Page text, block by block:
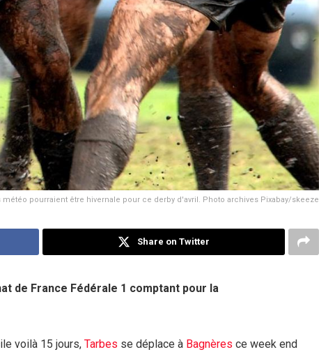
pourraient être hivernale pour ce derby d'avril. Photo archives Pixabay/skeeze
Share on Twitter
de France Fédérale 1 comptant pour la
voilà 15 jours, Tarbes se déplace à Bagnères ce week end